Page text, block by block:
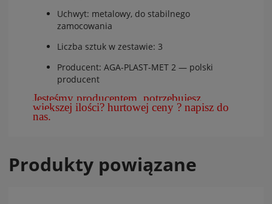
Uchwyt: metalowy, do stabilnego
zamocowania
Liczba sztuk w zestawie: 3
Producent: AGA-PLAST-MET 2 — polski
producent
Jesteśmy producentem, potrzebujesz
większej ilości? hurtowej ceny ? napisz do
nas.
Produkty powiązane